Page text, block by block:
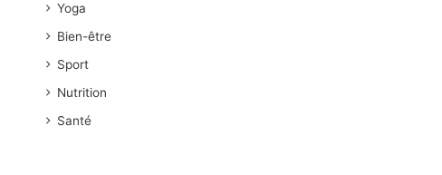
Yoga
Bien-être
Sport
Nutrition
Santé